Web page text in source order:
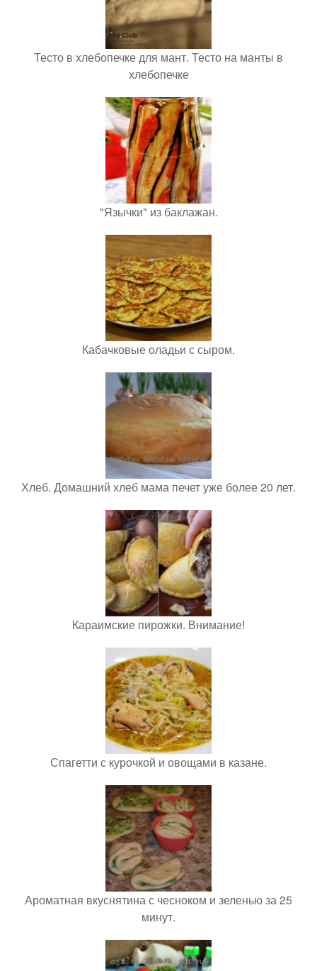
Тесто в хлебопечке для мант. Тесто на манты в
хлебопечке
"Язычки" из баклажан.
Кабачковые оладьи с сыром.
Хлеб. Домашний хлеб мама печет уже более 20 лет.
Караимские пирожки. Внимание!
Спагетти с курочкой и овощами в казане.
Ароматная вкуснятина с чесноком и зеленью за 25
минут.